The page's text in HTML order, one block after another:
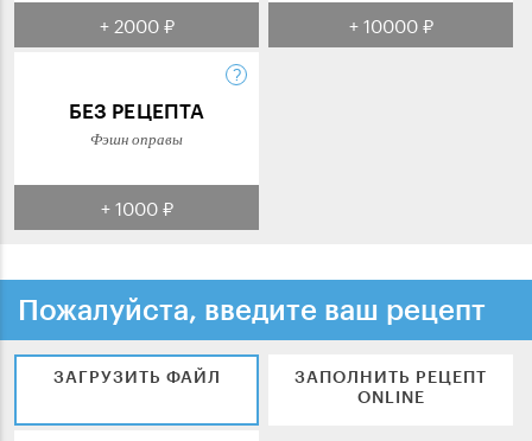
+ 2000 ₽ + 10000 ₽
БЕЗ РЕЦЕПТА
Фэшн оправы
+ 1000 ₽
Пожалуйста, введите ваш рецепт
ЗАГРУЗИТЬ ФАЙЛ
ЗАПОЛНИТЬ РЕЦЕПТ
ONLINE